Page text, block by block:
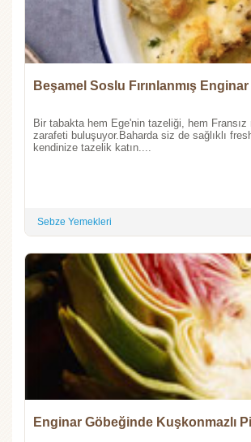
Beşamel Soslu Fırınlanmış
Bir tabakta hem Ege'nin tazeliği, hem Fransız
zarafeti buluşuyor.Baharda siz de sağlıklı
kendinize tazelik katın....
Sebze Yemekleri
Enginar Göbeğinde Kuşkonmazlı